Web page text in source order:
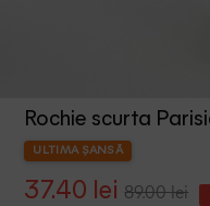
Rochie scurta
ULTIMA ȘANSĂ
37.40 lei 89.00 lei